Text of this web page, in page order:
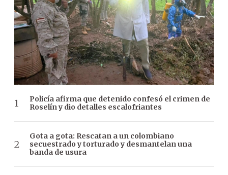
Policía afirma que detenido confesó el crimen de
Roselín y dio detalles escalofriantes
Gota a gota: Rescatan a un colombiano
secuestrado y torturado y desmantelan una
banda de usura